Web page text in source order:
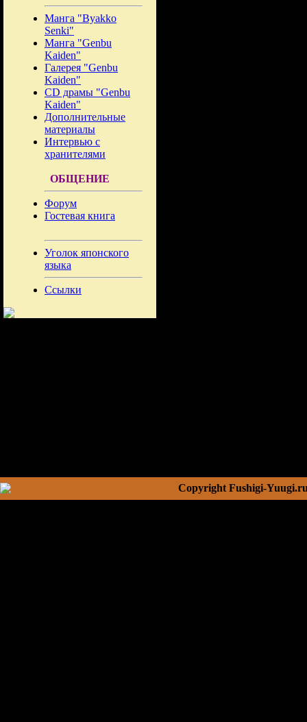
Манга "Byakko
Senki"
Манга "Genbu
Kaiden"
Галерея "Genbu
Kaiden"
CD драмы "Genbu
Kaiden"
Дополнительные
материалы
Интервью с
хранителями
ОБЩЕНИЕ
Форум
Гостевая книга
Уголок японского
языка
Ссылки
Copyright Fushigi-